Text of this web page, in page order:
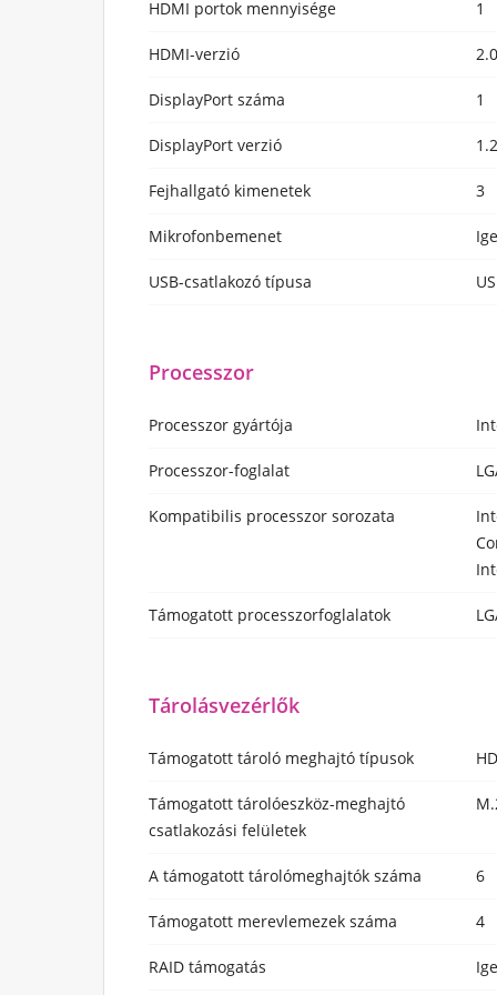
HDMI portok mennyisége 1
HDMI-verzió
DisplayPort száma 1
DisplayPort verzió
Fejhallgató kimenetek 3
Mikrofonbemenet
USB-csatlakozó típusa
Processzor
Processzor gyártója
Processzor-foglalat
Kompatibilis processzor sorozata
Támogatott processzorfoglalatok
Tárolásvezérlők
Támogatott tároló meghajtó típusok
Támogatott tárolóeszköz-meghajtó
csatlakozási felületek
A támogatott tárolómeghajtók száma 6
Támogatott merevlemezek száma 4
RAID támogatás